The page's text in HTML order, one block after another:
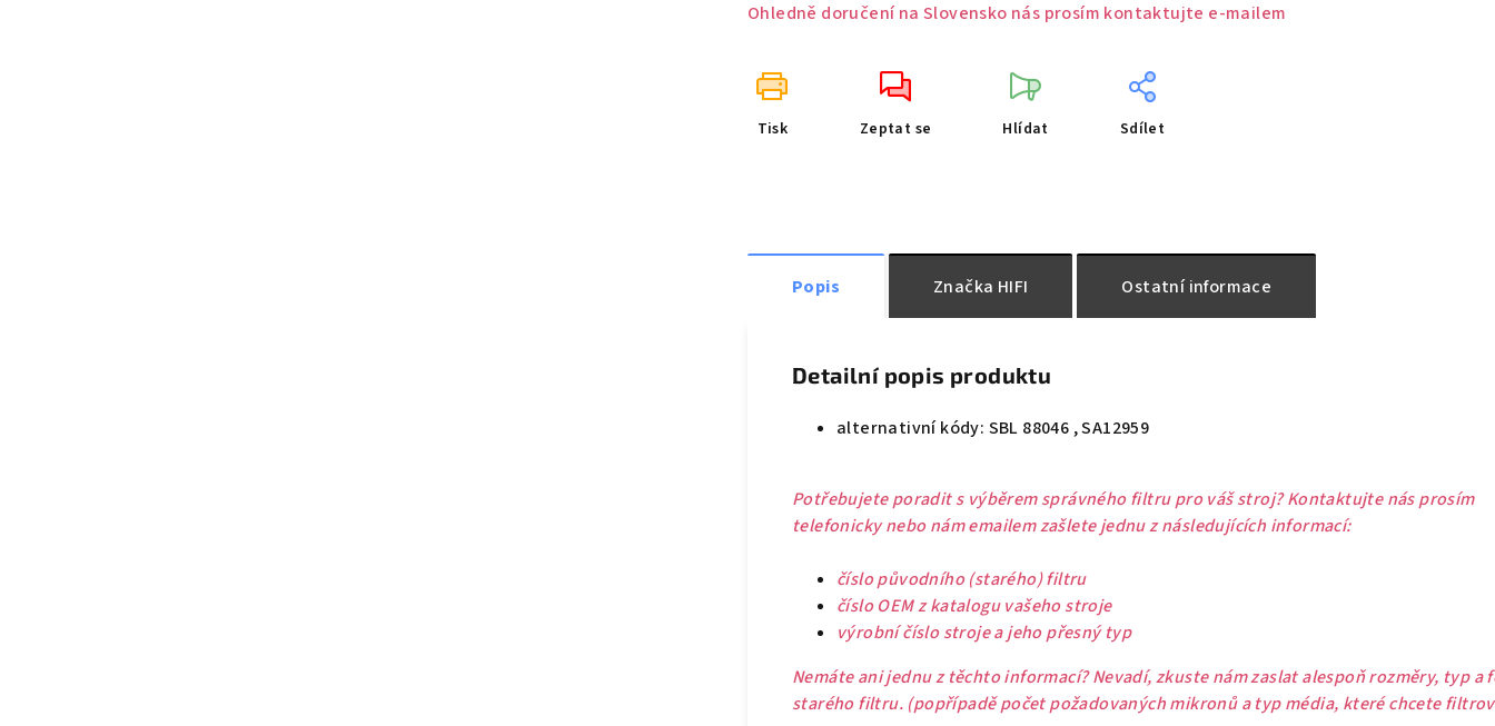
Ohledně doručení na Slovensko nás prosím kontaktujte e-mailem
Tisk Zeptat se Hlídat Sdílet
Popis Značka HIFI Ostatní informace
Detailní popis produktu
alternativní kódy: SBL 88046 , SA12959
Potřebujete poradit s výběrem správného filtru pro váš stroj? Kontaktujte nás prosím
telefonicky nebo nám emailem zašlete jednu z následujících informací:
číslo původního (starého) filtru
číslo OEM z katalogu vašeho stroje
výrobní číslo stroje a jeho přesný typ
Nemáte ani jednu z těchto informací? Nevadí, zkuste nám zaslat alespoň rozměry, typ a
starého filtru. (popřípadě počet požadovaných mikronů a typ média, které chcete